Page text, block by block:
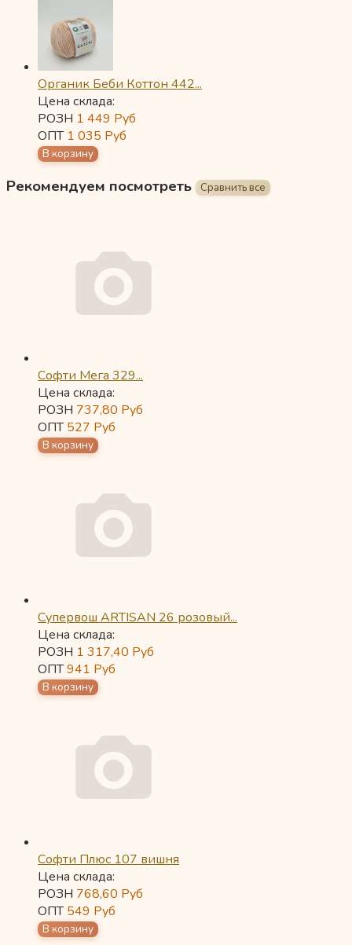
Органик Беби Коттон 442...
Цена склада:
РОЗН 1 449 Руб
ОПТ 1 035 Руб
Рекомендуем посмотреть
Софти Мега 329...
Цена склада:
РОЗН 737,80 Руб
ОПТ527 Руб
Супервош ARTISAN 26 розовый...
Цена склада:
РОЗН 1 317,40 Руб
ОПТ941 Руб
Софти Плюс 107 вишня
Цена склада:
РОЗН 768,60 Руб
ОПТ549 Руб